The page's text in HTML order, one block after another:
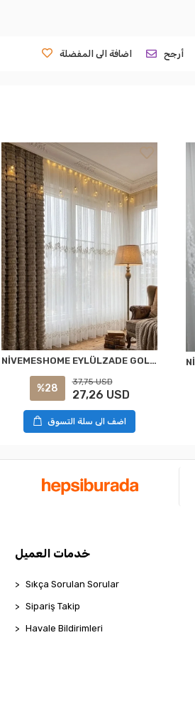
اضافة الى المفضلة أرجح
NİVEMESHOME EYLÜLZADE GOLD DETAY 1/3 PİLELİ TÜL PERDE APM
%28
37,75 USD
27,26 USD
اضف الى سلة التسوق
خدمات العميل
Sıkça Sorulan Sorular
Sipariş Takip
Havale Bildirimleri